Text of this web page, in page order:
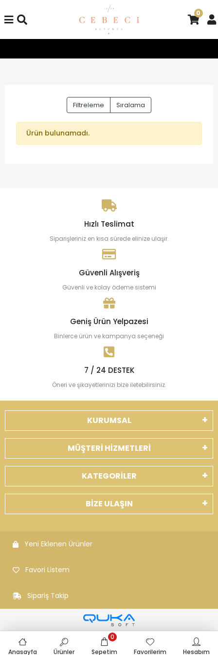
0
Filtreleme Sıralama
Ürün bulunamadı.
Hızlı Teslimat
Siparişleriniz en kısa sürede elinize ulaşır.
Güvenli Alışveriş
Güvenli ve kolay ödeme sistemi
Geniş Ürün Yelpazesi
Binlerce ürün ve kampanya seçeneği
7 / 24 DESTEK
Öneri ve şikayetlerinizi bize iletebilirsiniz.
KURUMSAL
MÜŞTERİ HİZMETLERİ
KATEGORİLER
BİZE ULAŞIN
Yeni Eklenen Ürünler
Favori Listem
Sipariş Takip
Anasayfa Ürünler Sepetim
0
Favorilerim
Hesabım